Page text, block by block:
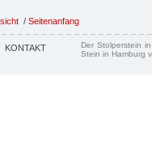
/ Seitenanfang
KONTAKT
Der Stolperstein
Stein in Hamburg